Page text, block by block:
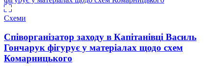
Схеми
Співорганізатор заходу в Капітанівці Василь
Гончарук фігурує у матеріалах щодо схем
Комарницького